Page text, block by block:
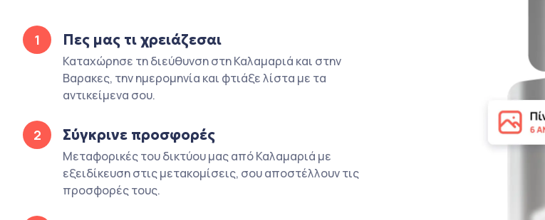
1 Πες μας τι χρειάζεσαι
Καταχώρησε τη διεύθυνση στη Καλαμαριά και στην
Βαρακες, την ημερομηνία και φτιάξε λίστα με τα
αντικείμενα σου.
2 Σύγκρινε προσφορές
Μεταφορικές του δικτύου μας από Καλαμαριά με
εξειδίκευση στις μετακομίσεις, σου αποστέλλουν τις
προσφορές τους.